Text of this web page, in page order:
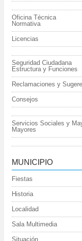
Oficina Técnica
Normativa
Licencias
Seguridad Ciudadana
Estructura y Funciones
Reclamaciones y
Consejos
Servicios Sociales y
Mayores
MUNICIPIO
Fiestas
Historia
Localidad
Sala Multimedia
Situación